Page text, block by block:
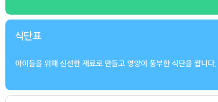
식단표
아이들을 위해 신선한 재료로 만들고 영양이 풍부한 식단을 짭니다.